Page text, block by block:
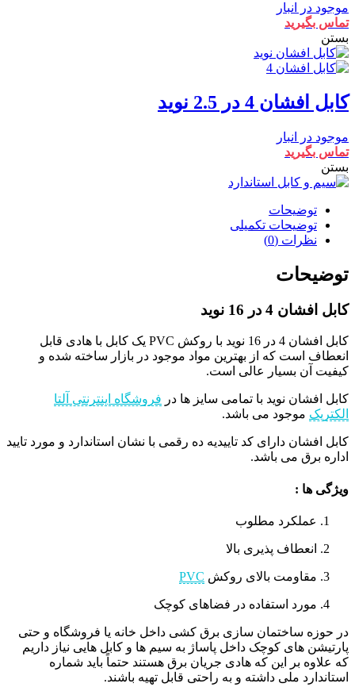
موجود در انبار
تماس بگیرید
بستن
کابل افشان 4 در 2.5 نوید
موجود در انبار
تماس بگیرید
بستن
توضیحات
توضیحات تکمیلی
نظرات (0)
توضیحات
کابل افشان 4 در 16 نوید
کابل افشان 4 در 16 نوید با روکش PVC یک کابل با هادی قابل
انعطاف است که از بهترین مواد موجود در بازار ساخته شده و
کیفیت آن بسیار عالی است.
کابل افشان نوید با تمامی سایز ها در فروشگاه اینترنتی آلتا
الکتریک موجود می باشد.
کابل افشان دارای کد تاییدیه ده رقمی با نشان استاندارد و مورد تایید
اداره برق می باشد.
ویژگی ها :
عملکرد مطلوب
انعطاف پذیری بالا
مقاومت بالای روکش PVC
مورد استفاده در فضاهای کوچک
در حوزه ساختمان سازی برق کشی داخل خانه یا فروشگاه و حتی
پارتیشن های کوچک داخل پاساژ به سیم ها و کابل هایی نیاز داریم
که علاوه بر این که هادی جریان برق هستند حتماً باید شماره
استاندارد ملی داشته و به راحتی قابل تهیه باشند.